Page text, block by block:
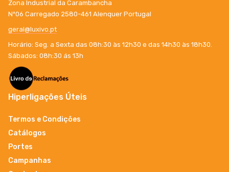
Zona Industrial da Carambancha
Nº06 Carregado 2580-461 Alenquer Portugal
geral@luxivo.pt
Horário: Seg. a Sexta das 08h:30 às 12h30 e das 14h30 às 18h30.
Sábados: 08h:30 ás 13h
Hiperligações Úteis
Termos e Condições
Catálogos
Portes
Campanhas